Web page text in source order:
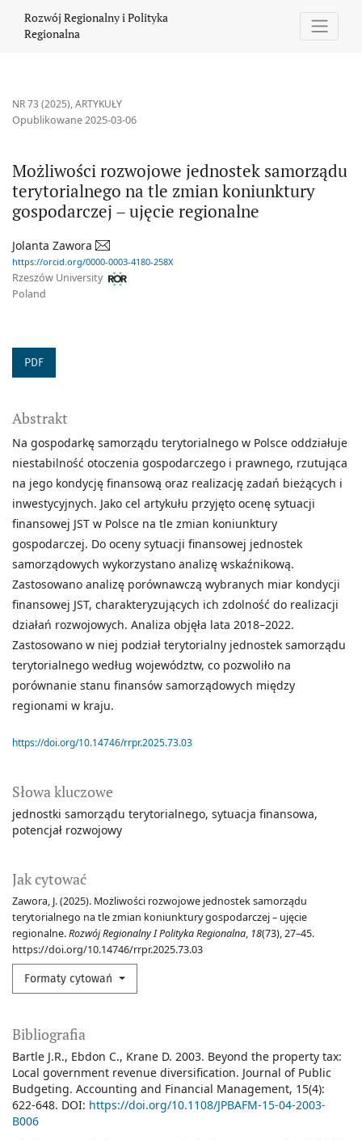
Rozwój Regionalny i Polityka
Regionalna
NR 73 (2025),ARTYKUŁY
Możliwości rozwojowe jednostek samorządu
terytorialnego na tle zmian koniunktury
gospodarczej – ujęcie regionalne
Opublikowane 2025-03-06
Jolanta Zawora
https://orcid.org/0000-0003-4180-258X
Rzeszów University
Poland
PDF
Słowa kluczowe
jednostki samorządu terytorialnego sytuacja finansowa
potencjał rozwojowy
Jak cytować
Zawora, J. (2025). Możliwości rozwojowe jednostek samorządu
terytorialnego na tle zmian koniunktury gospodarczej – ujęcie
regionalne.Rozwój Regionalny I Polityka Regionalna, 18(73), 27–45.
https://doi.org/10.14746/rrpr.2025.73.03
Formaty cytowań
Abstrakt
Na gospodarkę samorządu terytorialnego w Polsce oddziałuje
niestabilność otoczenia gospodarczego i prawnego, rzutująca
na jego kondycję finansową oraz realizację zadań bieżących i
inwestycyjnych. Jako cel artykułu przyjęto ocenę sytuacji
finansowej JST w Polsce na tle zmian koniunktury
gospodarczej. Do oceny sytuacji finansowej jednostek
samorządowych wykorzystano analizę wskaźnikową.
Zastosowano analizę porównawczą wybranych miar kondycji
finansowej JST, charakteryzujących ich zdolność do realizacji
działań rozwojowych. Analiza objęła lata 2018–2022.
Zastosowano w niej podział terytorialny jednostek samorządu
terytorialnego według województw, co pozwoliło na
porównanie stanu finansów samorządowych między
regionami w kraju.
https://doi.org/10.14746/rrpr.2025.73.03
Bibliografia
Bartle J.R., Ebdon C., Krane D. 2003. Beyond the property tax:
Local government revenue diversification. Journal of Public
Budgeting. Accounting and Financial Management, 15(4):
622-648. DOI: https://doi.org/10.1108/JPBAFM-15-04-2003-
B006